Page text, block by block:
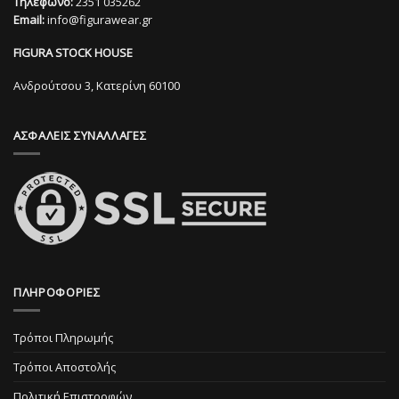
Οι
επιλογές
μπορούν
επιλεγούν
του
Email:info@figurawear.gr
FIGURA STOCK HOUSE
Ανδρούτσου 3, Κατερίνη 60100
ΑΣΦΑΛΕΙΣ ΣΥΝΑΛΛΑΓΕΣ
ΠΛΗΡΟΦΟΡΙΕΣ
Τρόποι Πληρωμής
Τρόποι Αποστολής